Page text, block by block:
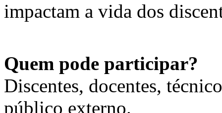
impactam a vida dos
Quem pode participar?
Discentes, docentes,
público externo.